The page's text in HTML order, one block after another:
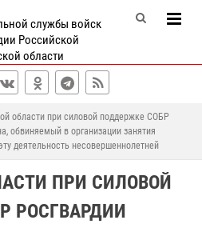
службы войск
Российской
области
области при силовой поддержке СОБР
обвиняемый в организации занятия
деятельность несовершеннолетней
ПРИ СИЛОВОЙ
РОСГВАРДИИ